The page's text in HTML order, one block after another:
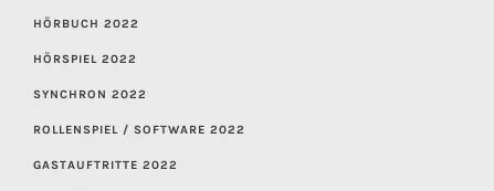
HÖRBUCH 2022
HÖRSPIEL 2022
SYNCHRON 2022
ROLLENSPIEL / SOFTWARE 2022
GASTAUFTRITTE 2022